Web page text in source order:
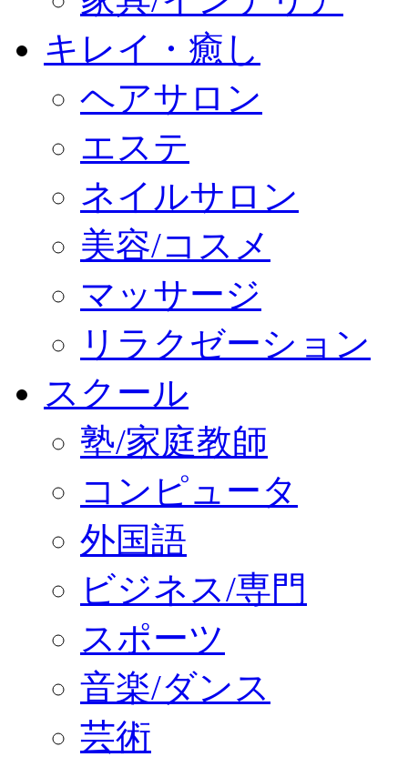
キレイ・癒し
ヘアサロン
エステ
ネイルサロン
美容/コスメ
マッサージ
リラクゼーション
スクール
塾/家庭教師
コンピュータ
外国語
ビジネス/専門
スポーツ
音楽/ダンス
芸術